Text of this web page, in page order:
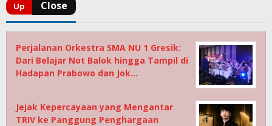
Perjalanan Orkestra SMA NU 1 Gresik:
Dari Belajar Not Balok hingga Tampil di
Hadapan Prabowo dan Jok…
Jejak Kepercayaan yang Mengantar
TRIV ke Panggung Penghargaan